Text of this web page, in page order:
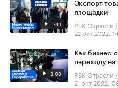
1:30
Экспорт
площадки
РБК Отрасли
22 окт 2022,
3:00
Как бизнес-
переходу на
РБК Отрасли
21 окт 2022,